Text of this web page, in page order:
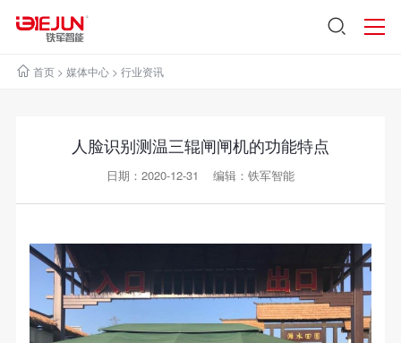
首页> 媒体中心> 行业资讯
人脸识别测温三辊闸闸机的功能特点
日期：2020-12-31 编辑：铁军智能